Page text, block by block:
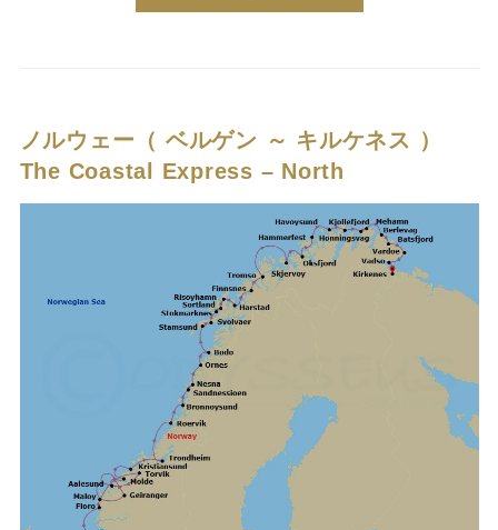
ノルウェー（ ベルゲン ～ キルケネス ）
The Coastal Express – North